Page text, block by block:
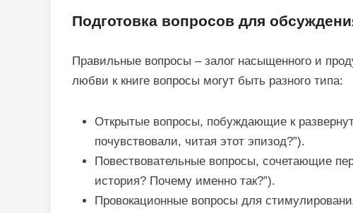
Подготовка вопросов для
Правильные вопросы – залог насыщенного и
любви к книге вопросы могут быть разного типа:
Открытые вопросы, побуждающие к
почувствовали, читая этот эпизод?”).
Повествовательные вопросы, сочетающие
история? Почему именно так?”).
Провокационные вопросы для